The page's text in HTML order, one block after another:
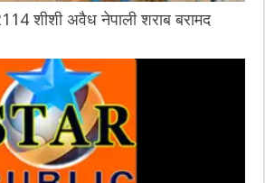
शीशी अवैध नेपाली शराब बरामद